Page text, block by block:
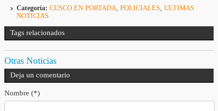
Categoría: CUSCO EN PORTADA, POLICIALES, ULTIMAS
NOTICIAS
Tags relacionados
Otras Noticias
Deja un comentario
Nombre (*)